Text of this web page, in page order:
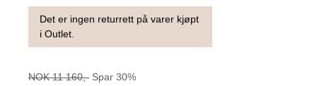
Det er ingen returrett på varer kjøpt
i Outlet.
NOK 11 160,- Spar 30%